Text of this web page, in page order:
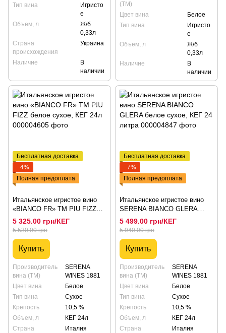
Тип вина
Игристо
е
Объем, л
Ж/б
0,33л
Страна
происхождения
Украина
Наличие
В
наличии
(ТМ)
Цвет вина
Белое
Тип вина
Игристо
е
Объем, л
Ж/б
0,33л
Наличие
В
наличии
Бесплатная доставка
−4%
Полная предоплата
Итальянское игристое вино
«BIANCO FR» ТМ PIU FIZZ
белое сухое, КЕГ 24л
5 325.00 грн/КЕГ
5 530.00 грн
Купить
Производитель
вина (ТМ)
SERENA
WINES 1881
Цвет вина
Белое
Тип вина
Сухое
Крепость
10,5 %
Объем, л
КЕГ 24л
Страна
Италия
Бесплатная доставка
−7%
Полная предоплата
Итальянское игристое вино
SERENA BIANCO GLERA
белое сухое, КЕГ 24 литра
5 499.00 грн/КЕГ
5 940.00 грн
Купить
Производитель
вина (ТМ)
SERENA
WINES 1881
Цвет вина
Белое
Тип вина
Сухое
Крепость
10,5 %
Объем, л
КЕГ 24л
Страна
Италия